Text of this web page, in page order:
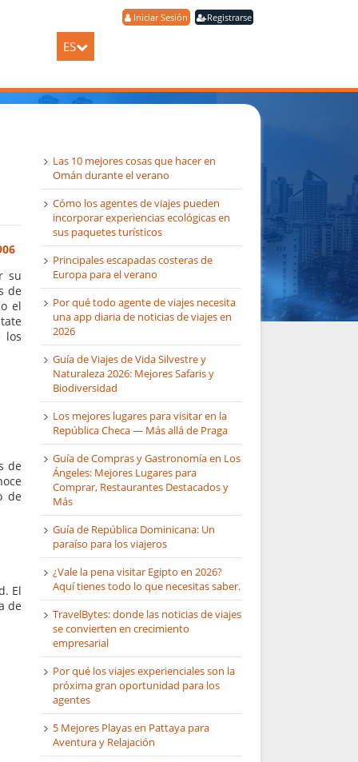
Iniciar Sesión Registrarse
ES
su
de
el
los
de
de
El
de
Las 10 mejores cosas que hacer en
Omán durante el verano
Cómo los agentes de viajes pueden
incorporar experiencias ecológicas en
sus paquetes turísticos
Principales escapadas costeras de
Europa para el verano
Por qué todo agente de viajes necesita
una app diaria de noticias de viajes en
2026
Guía de Viajes de Vida Silvestre y
Naturaleza 2026: Mejores Safaris y
Biodiversidad
Los mejores lugares para visitar en la
República Checa — Más allá de Praga
Guía de Compras y Gastronomía en Los
Ángeles: Mejores Lugares para
Comprar, Restaurantes Destacados y
Más
Guía de República Dominicana: Un
paraíso para los viajeros
¿Vale la pena visitar Egipto en 2026?
Aquí tienes todo lo que necesitas saber.
TravelBytes: donde las noticias de viajes
se convierten en crecimiento
empresarial
Por qué los viajes experienciales son la
próxima gran oportunidad para los
agentes
5 Mejores Playas en Pattaya para
Aventura y Relajación